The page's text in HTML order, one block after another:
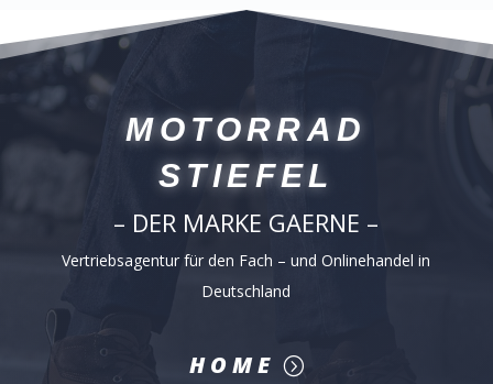
MOTORRAD
STIEFEL
– DER MARKE GAERNE –
Vertriebsagentur für den Fach – und Onlinehandel in
Deutschland
HOME